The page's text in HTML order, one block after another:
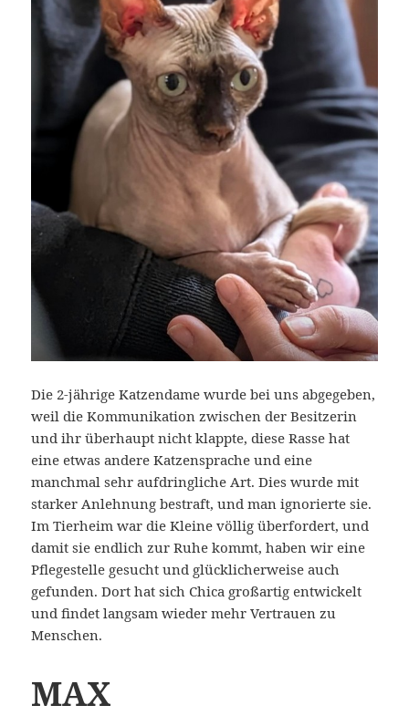
Die 2-jährige Katzendame wurde bei uns abgegeben,
weil die Kommunikation zwischen der Besitzerin
und ihr überhaupt nicht klappte, diese Rasse hat
eine etwas andere Katzensprache und eine
manchmal sehr aufdringliche Art. Dies wurde mit
starker Anlehnung bestraft, und man ignorierte sie.
Im Tierheim war die Kleine völlig überfordert, und
damit sie endlich zur Ruhe kommt, haben wir eine
Pflegestelle gesucht und glücklicherweise auch
gefunden. Dort hat sich Chica großartig entwickelt
und findet langsam wieder mehr Vertrauen zu
Menschen.
MAX